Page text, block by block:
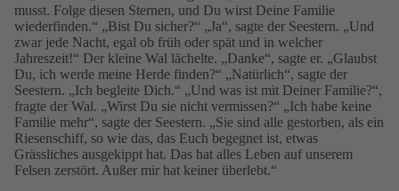
musst. Folge diesen Sternen, und Du wirst Deine Familie
wiederfinden.“ „Bist Du sicher?“ „Ja“, sagte der Seestern. „Und
zwar jede Nacht, egal ob früh oder spät und in welcher
Jahreszeit!“ Der kleine Wal lächelte. „Danke“, sagte er. „Glaubst
Du, ich werde meine Herde finden?“ „Natürlich“, sagte der
Seestern. „Ich begleite Dich.“ „Und was ist mit Deiner Familie?“,
fragte der Wal. „Wirst Du sie nicht vermissen?“ „Ich habe keine
Familie mehr“, sagte der Seestern. „Sie sind alle gestorben, als ein
Riesenschiff, so wie das, das Euch begegnet ist, etwas
Grässliches ausgekippt hat. Das hat alles Leben auf unserem
Felsen zerstört. Außer mir hat keiner überlebt.“